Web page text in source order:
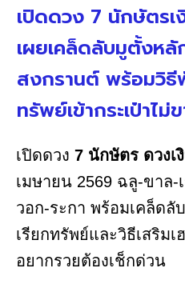
เปิดดวง 7 นักษัตร
เผยเคล็ดลับมูตั้งห
สงกรานต์ พร้อมวิธี
ทรัพย์เข้ากระเป๋าไม่
เปิดดวง 7 นักษัตร ดวงเ
เมษายน 2569 ฉลู-ขาล-
วอก-ระกา พร้อมเคล็ด
เรียกทรัพย์และวิธีเสริม
อยากรวยต้องเช็กด่วน